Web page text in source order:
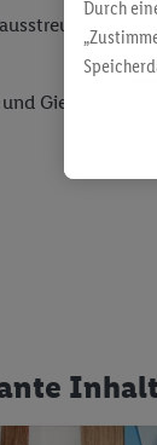
auf
Gießen
Durch